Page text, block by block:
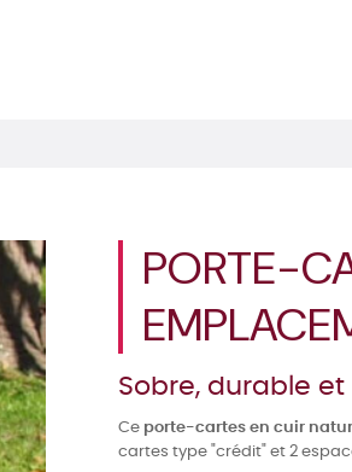
PORTE-
Sobre, durable
Ce porte-cartes en cuir
cartes type "crédit" et 2